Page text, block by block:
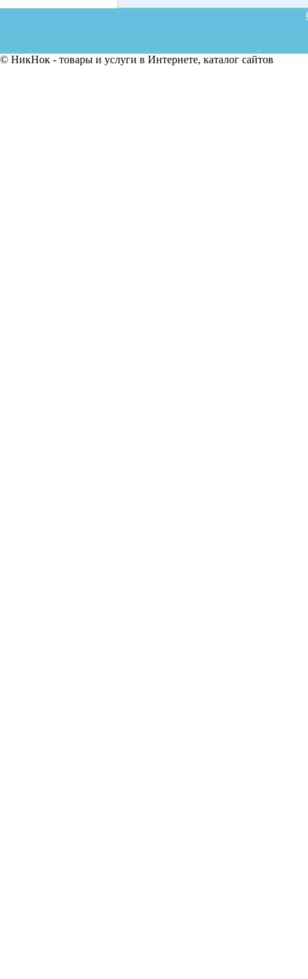
© НикНок - товары и услуги в Интернете, каталог сайтов